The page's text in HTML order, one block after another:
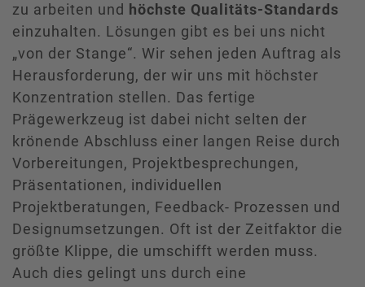
zu arbeiten und höchste Qualitäts-Standards
einzuhalten. Lösungen gibt es bei uns nicht
„von der Stange“. Wir sehen jeden Auftrag als
Herausforderung, der wir uns mit höchster
Konzentration stellen. Das fertige
Prägewerkzeug ist dabei nicht selten der
krönende Abschluss einer langen Reise durch
Vorbereitungen, Projektbesprechungen,
Präsentationen, individuellen
Projektberatungen, Feedback- Prozessen und
Designumsetzungen. Oft ist der Zeitfaktor die
größte Klippe, die umschifft werden muss.
Auch dies gelingt uns durch eine